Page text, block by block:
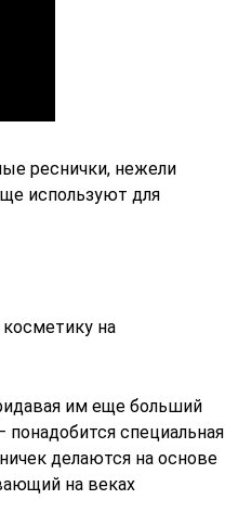
реснички, нежели
используют для
на
им еще больший
специальная
делаются на основе
на веках